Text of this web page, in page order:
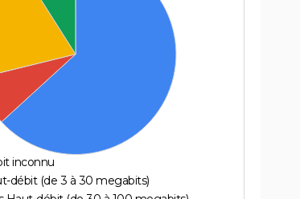
inconnu
débit (de 3 à 30 megabits)